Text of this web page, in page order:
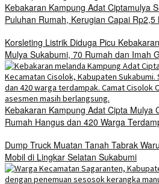
Kebakaran Kampung Adat Ciptamulya
Puluhan Rumah, Kerugian Capai Rp2,5
Korsleting Listrik Diduga Picu
Mulya Sukabumi, 70 Rumah dan Imah
Kebakaran Kampung Adat Cipta Mulya
Rumah Hangus dan 420 Warga
Dump Truck Muatan Tanah Tabrak
Mobil di Lingkar Selatan Sukabumi